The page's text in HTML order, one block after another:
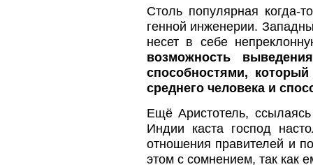
Столь популярная когда-
генной инженерии.
несет в себе
возможность
способностями,
среднего человека и
Ещё Аристотель,
Индии каста господ
отношения правителей и
этом с сомнением, так как